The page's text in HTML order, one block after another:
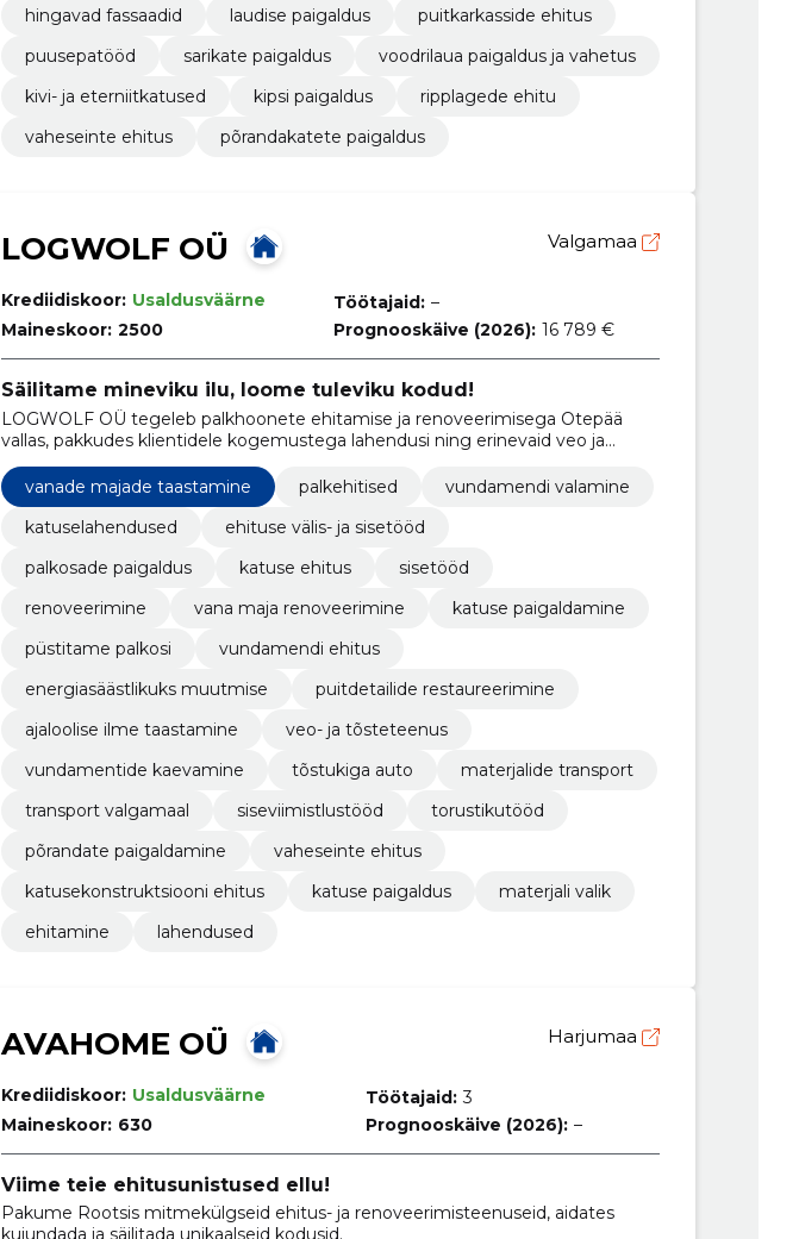
hingavad fassaadid
laudise paigaldus
puitkarkasside ehitus
puusepatööd
sarikate paigaldus
voodrilaua paigaldus ja vahetus
kivi- ja eterniitkatused
kipsi paigaldus
ripplagede ehitu
vaheseinte ehitus
põrandakatete paigaldus
LOGWOLF OÜ Valgamaa
Krediidiskoor: Usaldusväärne
Maineskoor: 2500
Töötajaid: –
Prognooskäive (2026): 16 789 €
Säilitame mineviku ilu, loome tuleviku kodud!
LOGWOLF OÜ tegeleb palkhoonete ehitamise ja renoveerimisega Otepää
vallas, pakkudes klientidele kogemustega lahendusi ning erinevaid veo ja
vanade majade taastamine
palkehitised
vundamendi valamine
katuselahendused
ehituse välis- ja sisetööd
palkosade paigaldus
katuse ehitus
sisetööd
renoveerimine
vana maja renoveerimine
katuse paigaldamine
püstitame palkosi
vundamendi ehitus
energiasäästlikuks muutmise
puitdetailide restaureerimine
ajaloolise ilme taastamine
veo- ja tõsteteenus
vundamentide kaevamine
tõstukiga auto
materjalide transport
transport valgamaal
siseviimistlustööd
torustikutööd
põrandate paigaldamine
vaheseinte ehitus
katusekonstruktsiooni ehitus
katuse paigaldus
materjali valik
ehitamine
lahendused
AVAHOME OÜ Harjumaa
Krediidiskoor: Usaldusväärne
Maineskoor: 630
Töötajaid: 3
Prognooskäive (2026): –
Viime teie ehitusunistused ellu!
Pakume Rootsis mitmekülgseid ehitus- ja renoveerimisteenuseid, aidates
kujundada ja säilitada unikaalseid kodusid.